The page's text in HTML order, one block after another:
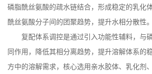
磷脂酰丝氨酸的疏水链结合，形成稳定的乳化
酰丝氨酸分子间的团聚趋势，提升水相分散性。
复配体系调控是通过引入功能性辅料，与
同作用，降低其相分离趋势，提升溶解体系的
方中的溶解需求，核心选用亲水胶体、乳化剂